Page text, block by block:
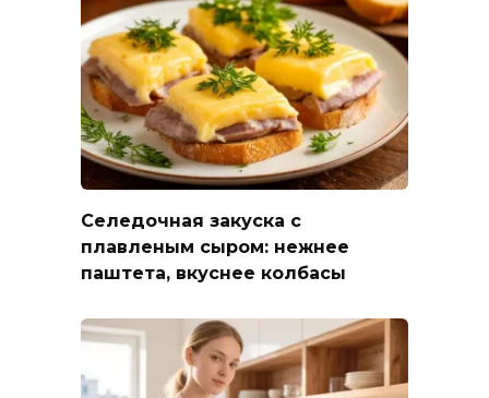
Селедочная закуска с
плавленым сыром: нежнее
паштета, вкуснее колбасы